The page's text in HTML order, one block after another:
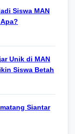
Siswa MAN
Unik di MAN
Siswa Betah
Siantar